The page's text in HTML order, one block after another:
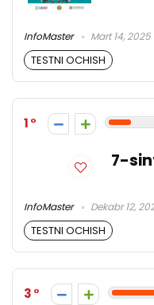
InfoMaster Mart 14, 2025
TESTNI OCHISH
1
7-
InfoMaster Dekabr 12,
TESTNI OCHISH
3